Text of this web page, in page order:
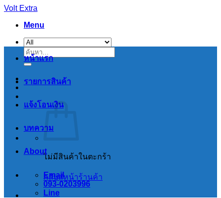
Skip
content
Volt Extra
Menu
ค้นหา:
ไม่มีสินค้าในตะกร้า
กลับสู่หน้าร้านค้า
หน้าแรก
รายการสินค้า
แจ้งโอนเงิน
บทความ
About
Email
093-0203996
Line